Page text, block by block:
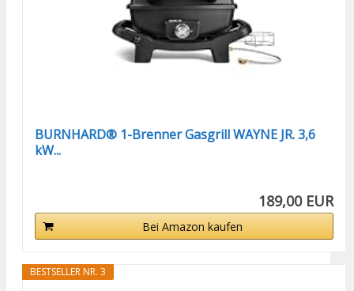
BURNHARD® 1-Brenner Gasgrill WAYNE JR. 3,6
kW...
189,00 EUR
Bei Amazon kaufen
BESTSELLER NR. 3